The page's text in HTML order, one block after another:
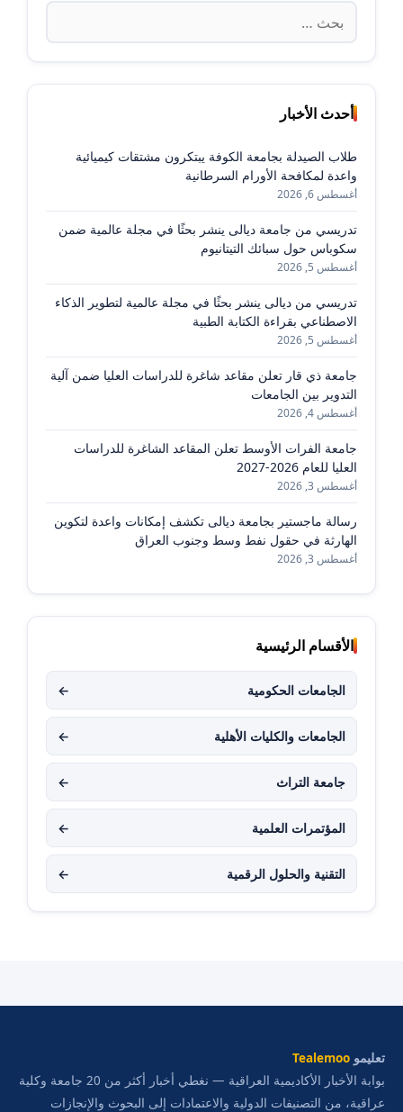
البحث
عن:
أحدث الأخبار
طلاب الصيدلة بجامعة الكوفة يبتكرون مشتقات كيميائية
واعدة لمكافحة الأورام السرطانية
أغسطس 6, 2026
تدريسي من جامعة ديالى ينشر بحثًا في مجلة عالمية ضمن
سكوباس حول سبائك التيتانيوم
أغسطس 5, 2026
تدريسي من ديالى ينشر بحثًا في مجلة عالمية لتطوير الذكاء
الاصطناعي بقراءة الكتابة الطبية
أغسطس 5, 2026
جامعة ذي قار تعلن مقاعد شاغرة للدراسات العليا ضمن آلية
التدوير بين الجامعات
أغسطس 4, 2026
جامعة الفرات الأوسط تعلن المقاعد الشاغرة للدراسات
العليا للعام 2026-2027
أغسطس 3, 2026
رسالة ماجستير بجامعة ديالى تكشف إمكانات واعدة لتكوين
الهارثة في حقول نفط وسط وجنوب العراق
أغسطس 3, 2026
الأقسام الرئيسية
الجامعات الحكومية ←
الجامعات والكليات الأهلية ←
جامعة التراث ←
المؤتمرات العلمية ←
التقنية والحلول الرقمية ←
تعليمو Tealemoo
بوابة الأخبار الأكاديمية العراقية — نغطي أخبار أكثر من 20 جامعة وكلية
عراقية، من التصنيفات الدولية والاعتمادات إلى البحوث والإنجازات